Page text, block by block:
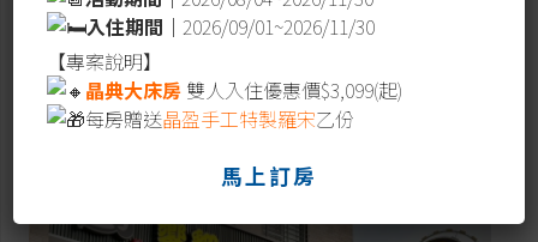
餐飲優惠
晶盈美食地圖
2025.07.17
入住期間｜ 2026/09/01~2026/11/30
【專案說明】
晶典大床房 雙人入住優惠價$3,099(起)
每房贈送晶盈手工特製羅宋乙份
馬上訂房